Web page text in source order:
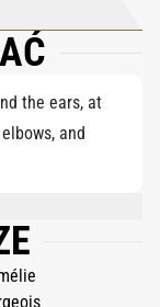
the ears, at
and
BENZYL
CINNAMAL, CITRAL,